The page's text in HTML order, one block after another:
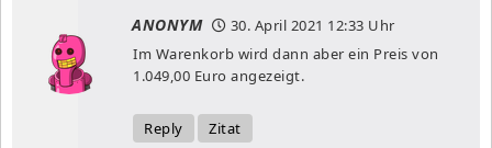
ANONYM 30. April 2021 12:33 Uhr
Im Warenkorb wird dann aber ein Preis von
1.049,00 Euro angezeigt.
Reply Zitat